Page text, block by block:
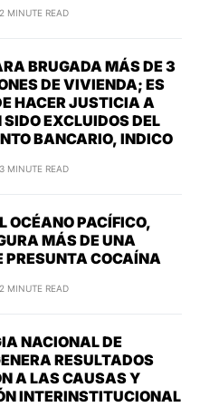
2 MINUTE READ
BRUGADA MÁS DE 3
DE VIVIENDA; ES
HACER JUSTICIA A
EXCLUIDOS DEL
BANCARIO, INDICO
3 MINUTE READ
OCÉANO PACÍFICO,
MÁS DE UNA
PRESUNTA COCAÍNA
2 MINUTE READ
NACIONAL DE
RESULTADOS
A LAS CAUSAS Y
INTERINSTITUCIONAL